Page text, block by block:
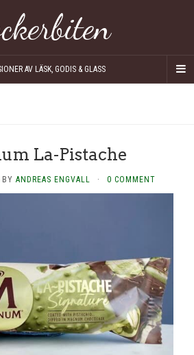
AV LÄSK, GODIS & GLASS
La-Pistache
BY ANDREAS ENGVALL · 0 COMMENT